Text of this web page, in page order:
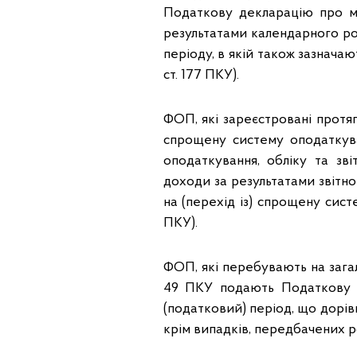
Податкову декларацію про
результатами календарного
періоду, в якій також
ст. 177 ПКУ).
ФОП, які зареєстровані
спрощену систему
оподаткування, обліку та
доходи за результатами
на (перехід із) спрощену
ПКУ).
ФОП, які перебувають на
49 ПКУ подають Податкову
(податковий) період, що
крім випадків, передбачених